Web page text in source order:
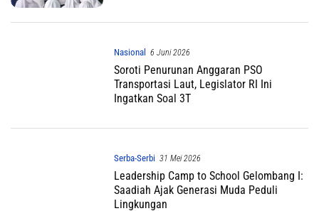
Nasional 6 Juni 2026
Soroti Penurunan Anggaran PSO
Transportasi Laut, Legislator RI Ini
Ingatkan Soal 3T
Serba-Serbi 31 Mei 2026
Leadership Camp to School Gelombang I:
Saadiah Ajak Generasi Muda Peduli
Lingkungan